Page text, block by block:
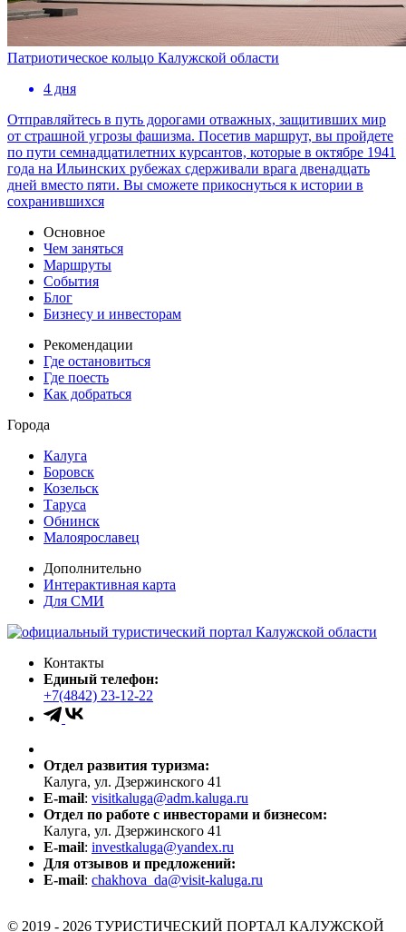
Патриотическое кольцо Калужской области
4 дня
Отправляйтесь в путь дорогами отважных, защитивших мир
от страшной угрозы фашизма. Посетив маршрут, вы пройдете
по пути семнадцатилетних курсантов, которые в октябре 1941
года на Ильинских рубежах сдерживали врага двенадцать
дней вместо пяти. Вы сможете прикоснуться к истории в
сохранившихся
Основное
Чем заняться
Маршруты
События
Блог
Бизнесу и инвесторам
Рекомендации
Где остановиться
Где поесть
Как добраться
Города
Калуга
Боровск
Козельск
Таруса
Обнинск
Малоярославец
Дополнительно
Интерактивная карта
Для СМИ
Контакты
Единый телефон:
+7(4842) 23-12-22
Отдел развития туризма:
Калуга, ул. Дзержинского 41
E-mail: visitkaluga@adm.kaluga.ru
Отдел по работе с инвесторами и бизнесом:
Калуга, ул. Дзержинского 41
E-mail: investkaluga@yandex.ru
Для отзывов и предложений:
E-mail: chakhova_da@visit-kaluga.ru
© 2019 - 2026 ТУРИСТИЧЕСКИЙ ПОРТАЛ КАЛУЖСКОЙ